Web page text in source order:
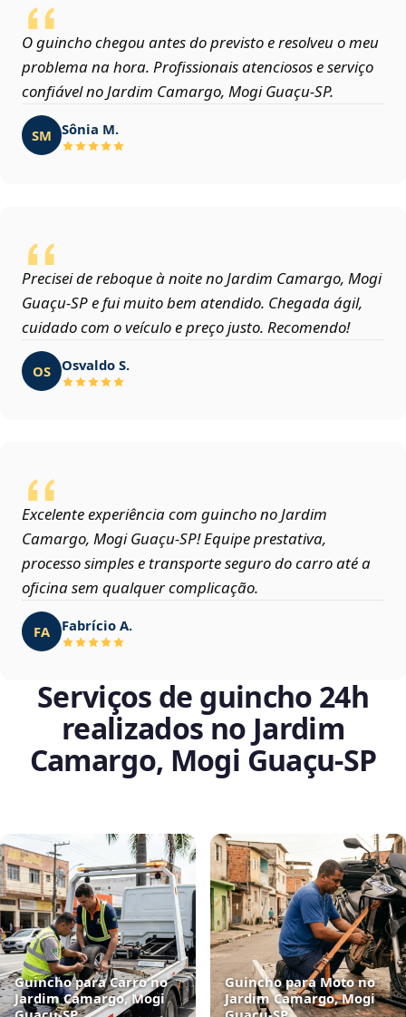
O guincho chegou antes do previsto e resolveu o meu
problema na hora. Profissionais atenciosos e serviço
confiável no Jardim Camargo, Mogi Guaçu‑SP.
SM Sônia M.
Precisei de reboque à noite no Jardim Camargo, Mogi
Guaçu‑SP e fui muito bem atendido. Chegada ágil,
cuidado com o veículo e preço justo. Recomendo!
OS Osvaldo S.
Excelente experiência com guincho no Jardim
Camargo, Mogi Guaçu‑SP! Equipe prestativa,
processo simples e transporte seguro do carro até a
oficina sem qualquer complicação.
FA Fabrício A.
Serviços de guincho 24h
realizados no Jardim
Camargo, Mogi Guaçu‑SP
Guincho para Carro no
Jardim Camargo, Mogi
Guincho para Moto no
Jardim Camargo, Mogi